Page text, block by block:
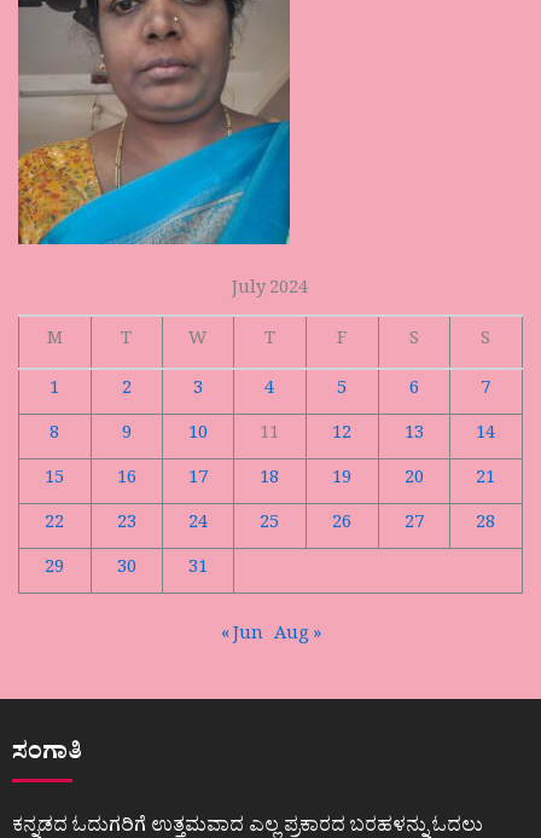
July 2024
M
T W T F S
S
1
2 3 4 5 6
7
8
9 10 11 12 13
14
15
16 17 18 19 20
21
22
23 24 25 26 27
28
29
30 31
« Jun Aug »
ಸಂಗಾತಿ
ಕನ್ನಡದ ಓದುಗರಿಗೆ ಉತ್ತಮವಾದ ಎಲ್ಲ ಪ್ರಕಾರದ ಬರಹಳನ್ನು ಓದಲು